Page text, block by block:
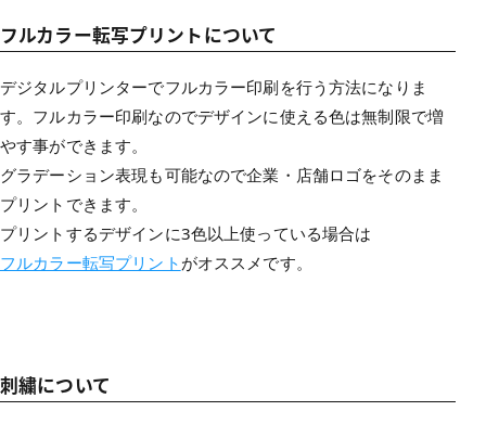
フルカラー転写プリントについて
デジタルプリンターでフルカラー印刷を行う方法になりま
す。フルカラー印刷なのでデザインに使える色は無制限で増
やす事ができます。
グラデーション表現も可能なので企業・店舗ロゴをそのまま
プリントできます。
プリントするデザインに3色以上使っている場合は
フルカラー転写プリント がオススメです。
刺繍について